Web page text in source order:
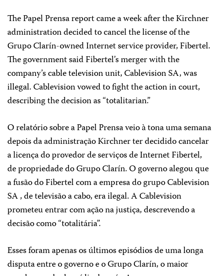
The Papel Prensa report came a week after the Kirchner
administration decided to cancel the license of the
Grupo Clarín-owned Internet service provider, Fibertel.
The government said Fibertel’s merger with the
company’s cable television unit, Cablevision SA, was
illegal. Cablevision vowed to fight the action in court,
describing the decision as “totalitarian.”
O relatório sobre a Papel Prensa veio à tona uma semana
depois da administração Kirchner ter decidido cancelar
a licença do provedor de serviços de Internet Fibertel,
de propriedade do Grupo Clarín. O governo alegou que
a fusão do Fibertel com a empresa do grupo Cablevision
SA , de televisão a cabo, era ilegal. A Cablevision
prometeu entrar com ação na justiça, descrevendo a
decisão como “totalitária”.
Esses foram apenas os últimos episódios de uma longa
disputa entre o governo e o Grupo Clarín, o maior